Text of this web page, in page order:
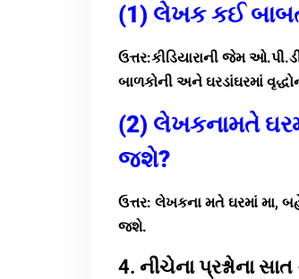
(1) લેખક કઈ
ઉત્તર:કીડિયારાની જેમ
બાળકોની અને ઘરડાંઘરમાં
(2) લેખકનામતે
જશે?
ઉત્તર: લેખકના મતે ઘરમાં મા,
જશે.
4. નીચેના પ્રશ્નોના